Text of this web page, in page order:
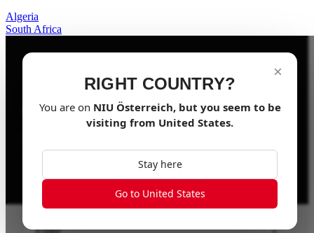
Algeria
South Africa
×
RIGHT COUNTRY?
You are on NIU Österreich, but you seem to be
visiting from United States.
Stay here
Go to United States
Finde deinen NIU.
— und finde das Modell, das zu dir passt.